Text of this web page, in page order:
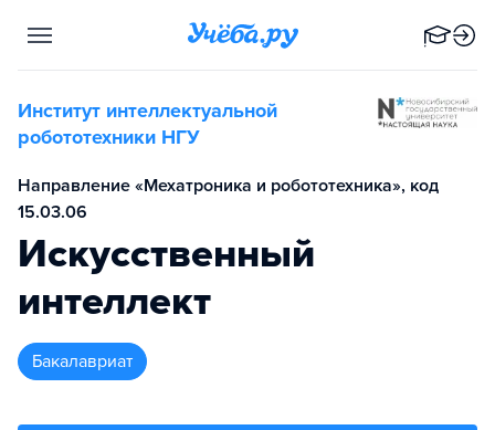
Институт интеллектуальной
робототехники НГУ
Направление «Мехатроника и робототехника», код
15.03.06
Искусственный
интеллект
бакалавриат